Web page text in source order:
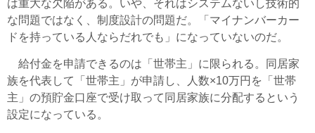
は重大な欠陥がある。いや、それはシステムないし技術的
な問題ではなく、制度設計の問題だ。「マイナンバーカー
ドを持っている人ならだれでも」になっていないのだ。
給付金を申請できるのは「世帯主」に限られる。同居家
族を代表して「世帯主」が申請し、人数×10万円を「世帯
主」の預貯金口座で受け取って同居家族に分配するという
設定になっている。